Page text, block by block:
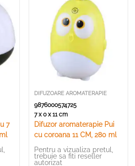
7
DIFUZOARE AROMATERAPIE
9876000574725
7 x 0 x 11 cm
Difuzor aromaterapie Pui
cu coroana 11 CM, 280 ml
Pentru a vizualiza pretul,
trebuie sa fiti reseller
autorizat